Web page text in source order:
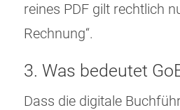
reines PDF gilt rechtlich
Rechnung“.
3. Was bedeutet
Dass die digitale